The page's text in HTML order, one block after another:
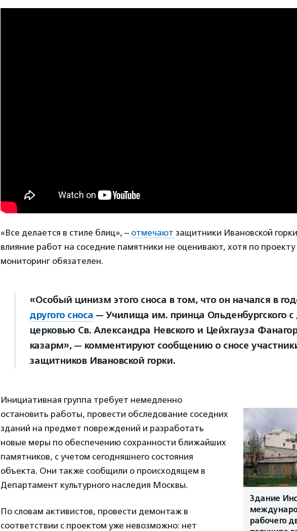
«Все делается в стиле блиц», – отмечают защитники Ивановской
влияние работ на соседние памятники не оценивают, хотя по проекту
мониторинг обязателен.
«Особый цинизм этого сноса в том, что он начался в
другого сноса — Училища им. принца Ольденбургского
церковью Св. Александра Невского и Цейхгауза
казарм», — комментируют сообщению о сносе
защитников Ивановской горки.
Здание
рабочего
Инициативная группа требует немедленно
остановить работы, провести обследование соседних
зданий на предмет повреждений и разработать
новые меры по обеспечению сохранности ближайших
памятников, с учетом сегодняшнего состояния
объекта. Они также сообщили о происходящем в
Департамент культурного наследия Москвы.
По словам активистов, провести демонтаж в
соответствии с проектом уже невозможно: нет